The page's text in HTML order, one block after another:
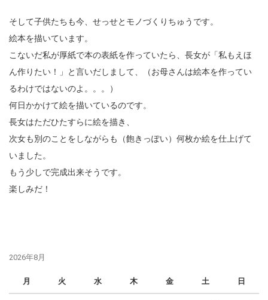
そして子供たちも今、せっせとモノづくりちゅうです。
絵本を描いています。
こないだ私が厚紙で本の表紙を作っていたら、長女が「私もえほ
ん作りたい！」と言いだしまして、（お母さんは絵本を作ってい
るわけではないのよ。。。）
何日かかけて絵を描いているのです。
長女はただひたすらに絵を描き、
次女も別のことをしながらも（飽きっぽい）何枚か絵を仕上げて
いました。
もう少しで完成出来そうです。
楽しみだ！
2026年8月
月 火 水 木 金 土 日